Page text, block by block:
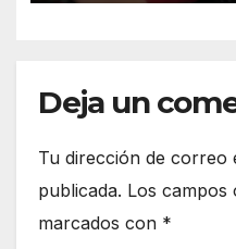
Deja un
Tu dirección de correo
publicada. Los campos
marcados con *